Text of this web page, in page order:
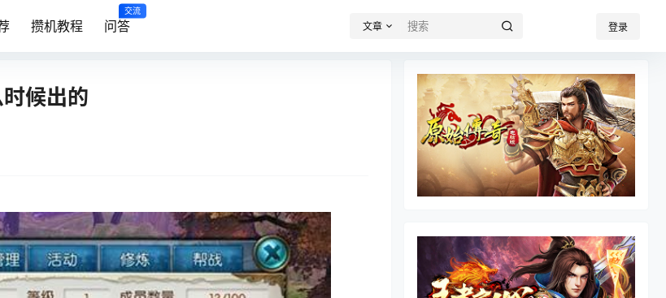
攒机教程 问答
交流
文章 登录
候出的